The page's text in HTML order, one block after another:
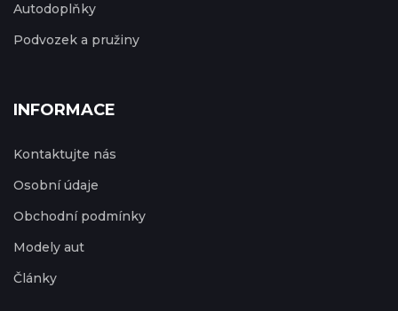
Autodoplňky
Podvozek a pružiny
INFORMACE
Kontaktujte nás
Osobní údaje
Obchodní podmínky
Modely aut
Články